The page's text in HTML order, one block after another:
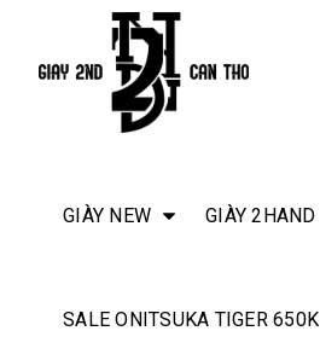
GIÀY NEW GIÀY 2HAND
SALE ONITSUKA TIGER 650K